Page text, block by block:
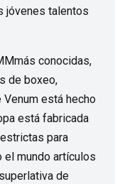
jóvenes talentos
conocidas,
de boxeo,
está hecho
está fabricada
para
el mundo artículos
de